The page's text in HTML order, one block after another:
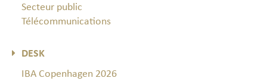
Secteur public
Télécommunications
DESK
IBA Copenhagen 2026